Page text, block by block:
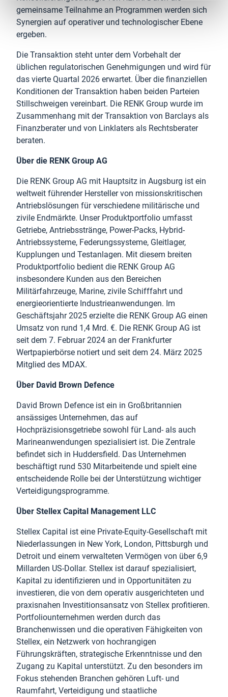
gemeinsame Teilnahme an Programmen werden sich
Synergien auf operativer und technologischer Ebene
ergeben.
Die Transaktion steht unter dem Vorbehalt der
üblichen regulatorischen Genehmigungen und wird für
das vierte Quartal 2026 erwartet. Über die finanziellen
Konditionen der Transaktion haben beiden Parteien
Stillschweigen vereinbart. Die RENK Group wurde im
Zusammenhang mit der Transaktion von Barclays als
Finanzberater und von Linklaters als Rechtsberater
beraten.
Über die RENK Group AG
Die RENK Group AG mit Hauptsitz in Augsburg ist ein
weltweit führender Hersteller von missionskritischen
Antriebslösungen für verschiedene militärische und
zivile Endmärkte. Unser Produktportfolio umfasst
Getriebe, Antriebsstränge, Power-Packs, Hybrid-
Antriebssysteme, Federungssysteme, Gleitlager,
Kupplungen und Testanlagen. Mit diesem breiten
Produktportfolio bedient die RENK Group AG
insbesondere Kunden aus den Bereichen
Militärfahrzeuge, Marine, zivile Schifffahrt und
energieorientierte Industrieanwendungen. Im
Geschäftsjahr 2025 erzielte die RENK Group AG einen
Umsatz von rund 1,4 Mrd. €. Die RENK Group AG ist
seit dem 7. Februar 2024 an der Frankfurter
Wertpapierbörse notiert und seit dem 24. März 2025
Mitglied des MDAX.
Über David Brown Defence
David Brown Defence ist ein in Großbritannien
ansässiges Unternehmen, das auf
Hochpräzisionsgetriebe sowohl für Land- als auch
Marineanwendungen spezialisiert ist. Die Zentrale
befindet sich in Huddersfield. Das Unternehmen
beschäftigt rund 530 Mitarbeitende und spielt eine
entscheidende Rolle bei der Unterstützung wichtiger
Verteidigungsprogramme.
Über Stellex Capital Management LLC
Stellex Capital ist eine Private-Equity-Gesellschaft mit
Niederlassungen in New York, London, Pittsburgh und
Detroit und einem verwalteten Vermögen von über 6,9
Millarden US-Dollar. Stellex ist darauf spezialisiert,
Kapital zu identifizieren und in Opportunitäten zu
investieren, die von dem operativ ausgerichteten und
praxisnahen Investitionsansatz von Stellex profitieren.
Portfoliounternehmen werden durch das
Branchenwissen und die operativen Fähigkeiten von
Stellex, ein Netzwerk von hochrangigen
Führungskräften, strategische Erkenntnisse und den
Zugang zu Kapital unterstützt. Zu den besonders im
Fokus stehenden Branchen gehören Luft- und
Raumfahrt, Verteidigung und staatliche